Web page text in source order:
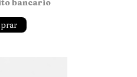
bancario